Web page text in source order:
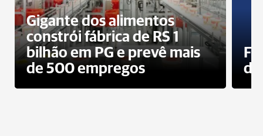
Gigante dos alimentos
constrói fábrica de RS 1
bilhão em PG e prevê mais
de 500 empregos